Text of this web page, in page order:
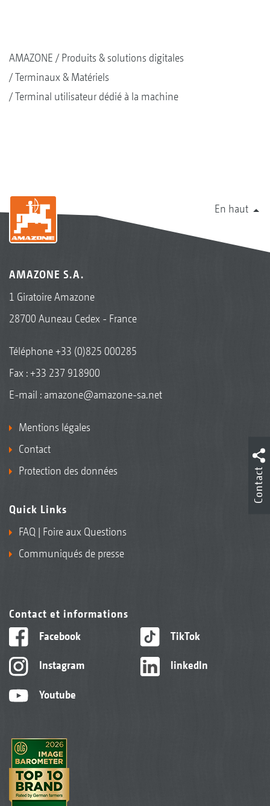
AMAZONE
Produits & solutions digitales
Terminaux & Matériels
Terminal utilisateur dédié à la machine
En haut
AMAZONE S.A.
1 Giratoire Amazone
28700 Auneau Cedex - France
Téléphone+33 (0)825 000285
Fax : +33 237 918900
E-mail : amazone@amazone-sa.net
Mentions légales
Contact
Protection des données
Quick Links
FAQ | Foire aux Questions
Communiqués de presse
Contact et informations
Facebook
Instagram
Youtube
TikTok
linkedIn
Contact